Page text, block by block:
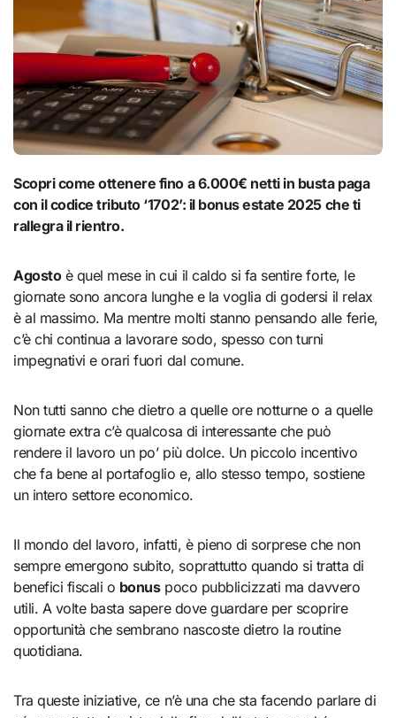
Scopri come ottenere fino a 6.000€ netti in busta paga
con il codice tributo ‘1702’: il bonus estate 2025 che ti
rallegra il rientro.
Agostoè quel mese in cui il caldo si fa sentire forte, le
giornate sono ancora lunghe e la voglia di godersi il relax
è al massimo. Ma mentre molti stanno pensando alle ferie,
c’è chi continua a lavorare sodo, spesso con turni
impegnativi e orari fuori dal comune.
Non tutti sanno che dietro a quelle ore notturne o a quelle
giornate extra c’è qualcosa di interessante che può
rendere il lavoro un po’ più dolce. Un piccolo incentivo
che fa bene al portafoglio e, allo stesso tempo, sostiene
un intero settore economico.
Il mondo del lavoro, infatti, è pieno di sorprese che non
sempre emergono subito, soprattutto quando si tratta di
benefici fiscali o bonuspoco pubblicizzati ma davvero
utili. A volte basta sapere dove guardare per scoprire
opportunità che sembrano nascoste dietro la routine
quotidiana.
Tra queste iniziative, ce n’è una che sta facendo parlare di